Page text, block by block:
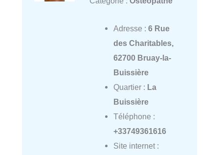
Adresse : 6 Rue
des Charitables,
62700 Bruay-la-
Buissière
Quartier : La
Buissière
Téléphone :
+33749361616
Site internet :